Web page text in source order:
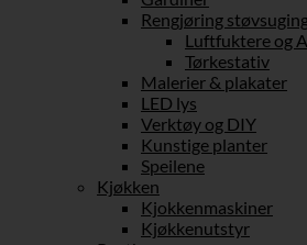
Rengjøring
Luftfuktere og
Tørkestativ
Malerier & plakater
LED lys
Verktøy og DIY
Kunstige planter
Speilene
Kjøkken
Kjokkenmaskiner
Kjøkkenutstyr